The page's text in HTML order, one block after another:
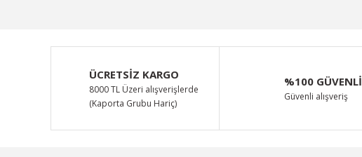
ÜCRETSİZ KARGO
8000 TL Üzeri alışverişlerde
(Kaporta Grubu Hariç)
%100 GÜVENLİ
Güvenli alışveriş